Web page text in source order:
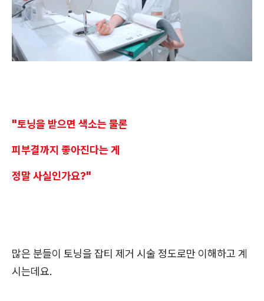
"토닝을 받으면 색소는 물론
피부결까지 좋아진다는 게
정말 사실인가요?"
많은 분들이 토닝을 잡티 제거 시술 정도로만 이해하고 계
시는데요.